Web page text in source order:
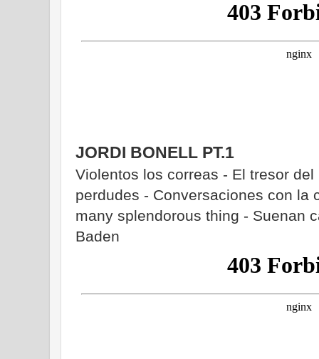
JORDI BONELL PT.1
Violentos los correas - El tresor
perdudes - Conversaciones con la
many splendorous thing - Suenan
Baden